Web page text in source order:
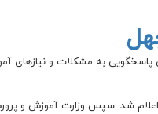
آموزش و پرورش برای پاسخگویی به
شد. سپس وزارت آموزش و